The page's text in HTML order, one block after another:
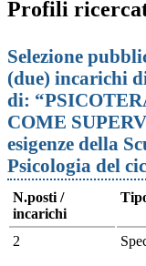
Profili
Selezione
(due) incarichi
di:
COME
esigenze della
Psicologia del
N.posti /
incarichi
2